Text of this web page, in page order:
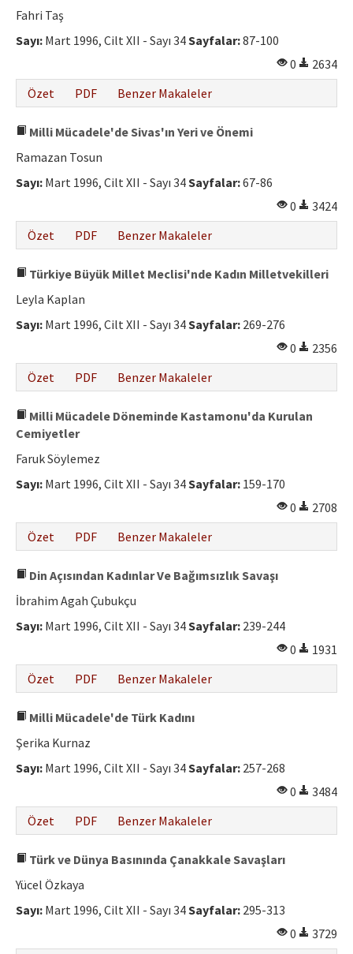
Fahri Taş
Sayı: Mart 1996, Cilt XII - Sayı 34Sayfalar:87-100
0
2634
Özet
PDF Benzer Makaleler
Milli Mücadele'de Sivas'ın Yeri ve Önemi
Ramazan Tosun
Sayı: Mart 1996, Cilt XII - Sayı 34Sayfalar:67-86
0
3424
Özet
PDF Benzer Makaleler
Türkiye Büyük Millet Meclisi'nde Kadın Milletvekilleri
Leyla Kaplan
Sayı: Mart 1996, Cilt XII - Sayı 34Sayfalar: 269-276
0
2356
Özet
PDF Benzer Makaleler
Milli Mücadele Döneminde Kastamonu'da Kurulan
Cemiyetler
Faruk Söylemez
Sayı: Mart 1996, Cilt XII - Sayı 34Sayfalar: 159-170
0
2708
Özet
PDF Benzer Makaleler
Din Açısından Kadınlar Ve Bağımsızlık Savaşı
İbrahim Agah Çubukçu
Sayı: Mart 1996, Cilt XII - Sayı 34Sayfalar: 239-244
0
1931
Özet
PDF Benzer Makaleler
Milli Mücadele'de Türk Kadını
Şerika Kurnaz
Sayı: Mart 1996, Cilt XII - Sayı 34Sayfalar: 257-268
0
3484
Özet
PDF Benzer Makaleler
Türk ve Dünya Basınında Çanakkale Savaşları
Yücel Özkaya
Sayı: Mart 1996, Cilt XII - Sayı 34Sayfalar: 295-313
0
3729